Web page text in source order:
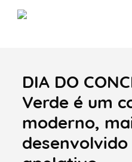
Termo de Pesquisa
Categorias gerais
DIA DO
Verde é um
moderno,